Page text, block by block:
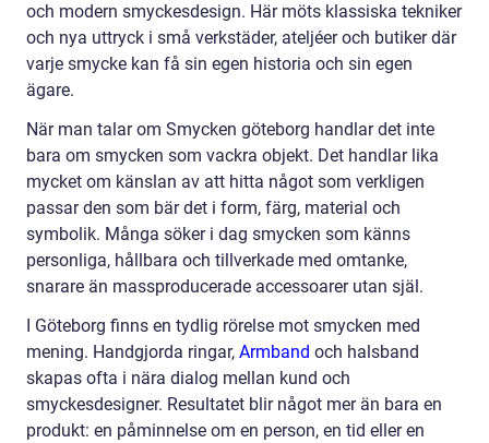
och modern smyckesdesign. Här möts klassiska tekniker
och nya uttryck i små verkstäder, ateljéer och butiker där
varje smycke kan få sin egen historia och sin egen
ägare.
När man talar om Smycken göteborg handlar det inte
bara om smycken som vackra objekt. Det handlar lika
mycket om känslan av att hitta något som verkligen
passar den som bär det i form, färg, material och
symbolik. Många söker i dag smycken som känns
personliga, hållbara och tillverkade med omtanke,
snarare än massproducerade accessoarer utan själ.
I Göteborg finns en tydlig rörelse mot smycken med
mening. Handgjorda ringar, Armband och halsband
skapas ofta i nära dialog mellan kund och
smyckesdesigner. Resultatet blir något mer än bara en
produkt: en påminnelse om en person, en tid eller en